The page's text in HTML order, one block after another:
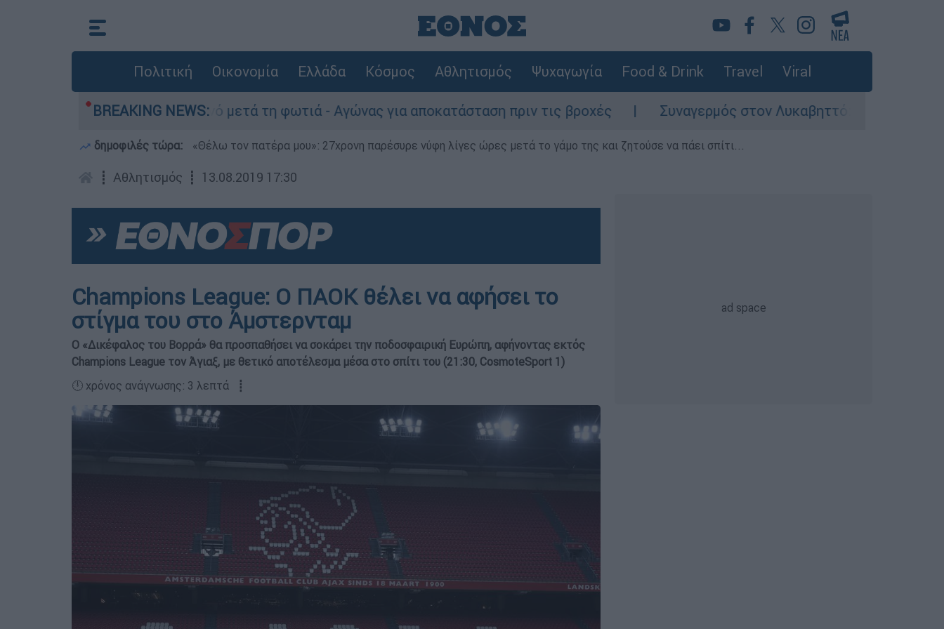
Πολιτική Οικονομία Ελλάδα Κόσμος Αθλητισμός Ψυχαγωγία Food & Drink Travel Viral
BREAKING NEWS:
στο Πόρτο Γερμανό μετά τη φωτιά - Αγώνας για αποκατάσταση πριν τις βροχές Συναγερμός στον Λυκαβηττό: Σορός σε
δημοφιλές τώρα: «Θέλω τον πατέρα μου»: 27χρονη παρέσυρε νύφη λίγες ώρες μετά το γάμο της και ζητούσε να πάει σπίτι...
┋ Αθλητισμός ┋ 13.08.2019 17:30
Champions League: Ο ΠΑΟΚ θέλει να αφήσει το
στίγμα του στο Άμστερνταμ
Ο «Δικέφαλος του Βορρά» θα προσπαθήσει να σοκάρει την ποδοσφαιρική Ευρώπη, αφήνοντας εκτός
Champions League τον Άγιαξ, με θετικό αποτέλεσμα μέσα στο σπίτι του (21:30, CosmoteSport 1)
🕛 χρόνος ανάγνωσης: 3 λεπτά ┋